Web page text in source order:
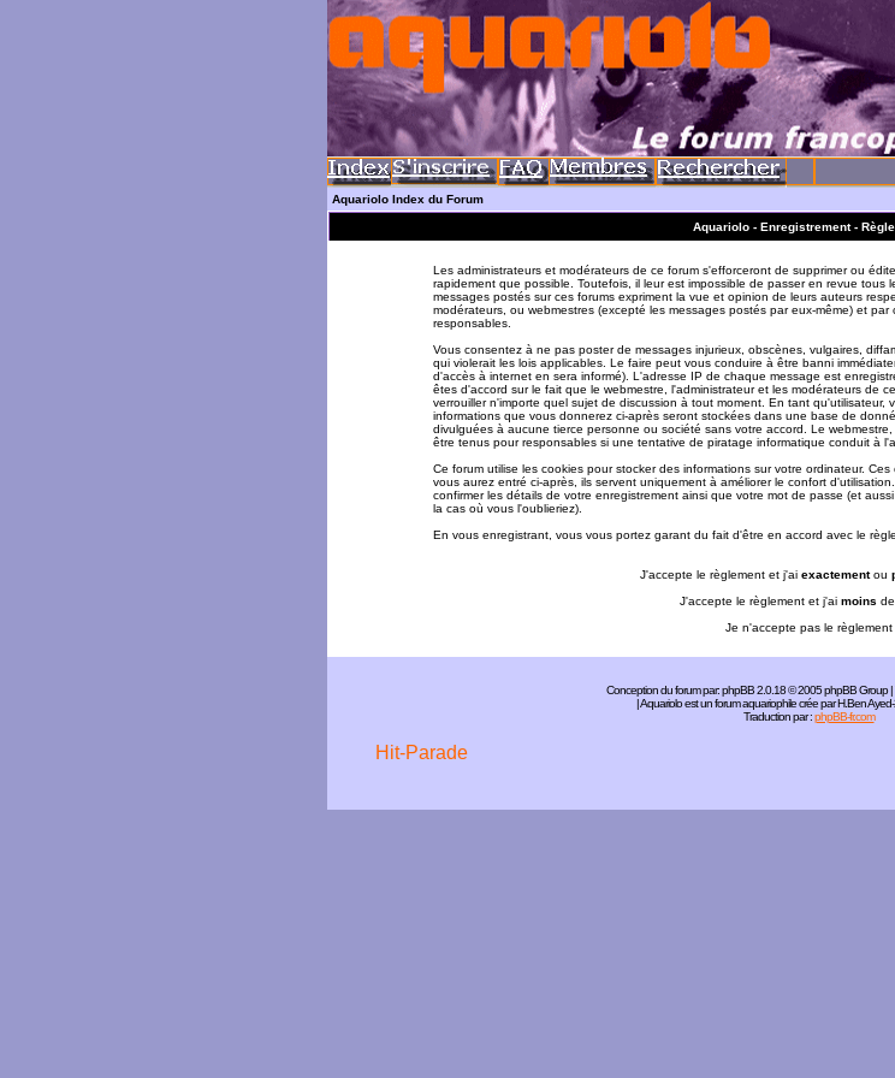
Aquariolo Index du Forum
Aquariolo - Enregistrement -
Les administrateurs et modérateurs de ce forum s'efforceront de supprimer ou
rapidement que possible. Toutefois, il leur est impossible de passer en revue tous
messages postés sur ces forums expriment la vue et opinion de leurs auteurs
modérateurs, ou webmestres (excepté les messages postés par eux-même) et
responsables.
Vous consentez à ne pas poster de messages injurieux, obscènes, vulgaires,
qui violerait les lois applicables. Le faire peut vous conduire à être banni
d'accès à internet en sera informé). L'adresse IP de chaque message est
êtes d'accord sur le fait que le webmestre, l'administrateur et les modérateurs de
verrouiller n'importe quel sujet de discussion à tout moment. En tant qu'utilisateur,
informations que vous donnerez ci-après seront stockées dans une base de
divulguées à aucune tierce personne ou société sans votre accord. Le
être tenus pour responsables si une tentative de piratage informatique conduit à
Ce forum utilise les cookies pour stocker des informations sur votre ordinateur.
vous aurez entré ci-après, ils servent uniquement à améliorer le confort
confirmer les détails de votre enregistrement ainsi que votre mot de passe (et
la cas où vous l'oublieriez).
En vous enregistrant, vous vous portez garant du fait d'être en accord avec le
J'accepte le règlement et j'ai exactementou
J'accepte le règlement et j'ai moins
Je n'accepte pas le règlement
Conception du forum par:phpBB2.0.18 © 2005 phpBB Group |
| Aquariolo est un forum aquariophile crée par H.Ben
Traduction par :phpBB-fr.com